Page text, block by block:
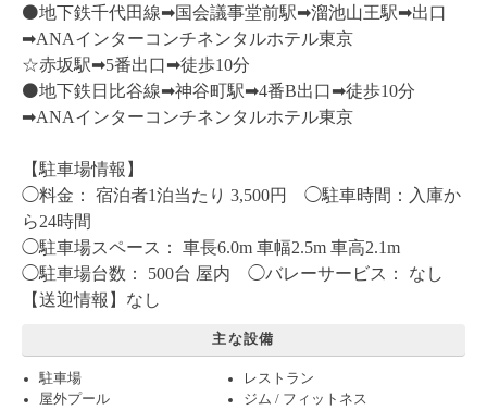
⚫️地下鉄千代田線➡︎国会議事堂前駅➡︎溜池山王駅➡︎出口
➡︎ANAインターコンチネンタルホテル東京
☆赤坂駅➡︎5番出口➡︎徒歩10分
⚫️地下鉄日比谷線➡︎神谷町駅➡︎4番B出口➡︎徒歩10分
➡︎ANAインターコンチネンタルホテル東京
【駐車場情報】
◯料金： 宿泊者1泊当たり 3,500円 ◯駐車時間：入庫か
ら24時間
◯駐車場スペース： 車長6.0m 車幅2.5m 車高2.1m
◯駐車場台数： 500台 屋内 ◯バレーサービス： なし
【送迎情報】なし
主な設備
駐車場
レストラン
屋外プール
ジム / フィットネス